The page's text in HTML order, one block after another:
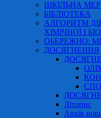
ШКІЛЬНА
БІБЛІОТЕКА
АЛГОРИТМ
ХІМІЧНОЇ І
ОБЕРЕЖНО:
ДОСЯГНЕННЯ
Літопис
Архів